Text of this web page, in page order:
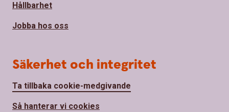
Hållbarhet
Jobba hos oss
Säkerhet och integritet
Ta tillbaka cookie-medgivande
Så hanterar vi cookies